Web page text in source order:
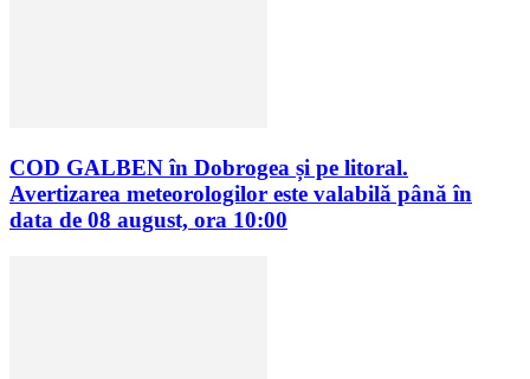
COD GALBEN în Dobrogea și pe litoral.
Avertizarea meteorologilor este valabilă până în
data de 08 august, ora 10:00